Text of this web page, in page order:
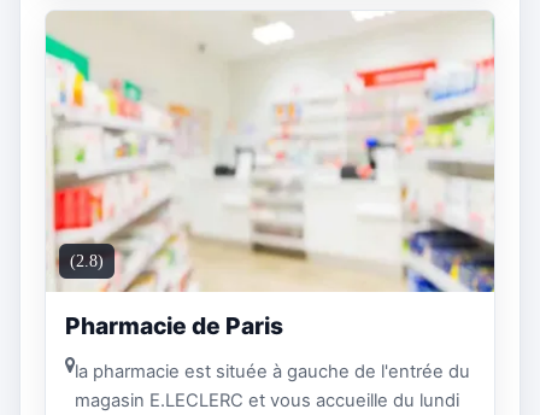
(2.8)
Pharmacie de Paris
la pharmacie est située à gauche de l'entrée du
magasin E.LECLERC et vous accueille du lundi